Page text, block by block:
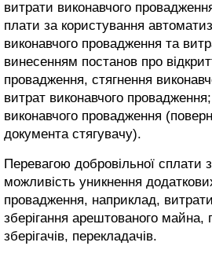
витрати виконавчого
плати за користування
виконавчого провадження та
винесенням постанов про
провадження, стягнення
витрат виконавчого провадження;
виконавчого провадження
документа стягувачу).
Перевагою добровільної сплати
можливість уникнення
провадження, наприклад,
зберігання арештованого майна,
зберігачів, перекладачів.